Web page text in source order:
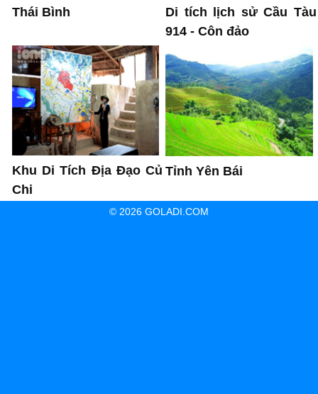
Thái Bình
Di tích lịch sử Cầu Tàu
914 - Côn đảo
Khu Di Tích Địa Đạo Củ
Chi
Tỉnh Yên Bái
© 2026 GOLADI.COM